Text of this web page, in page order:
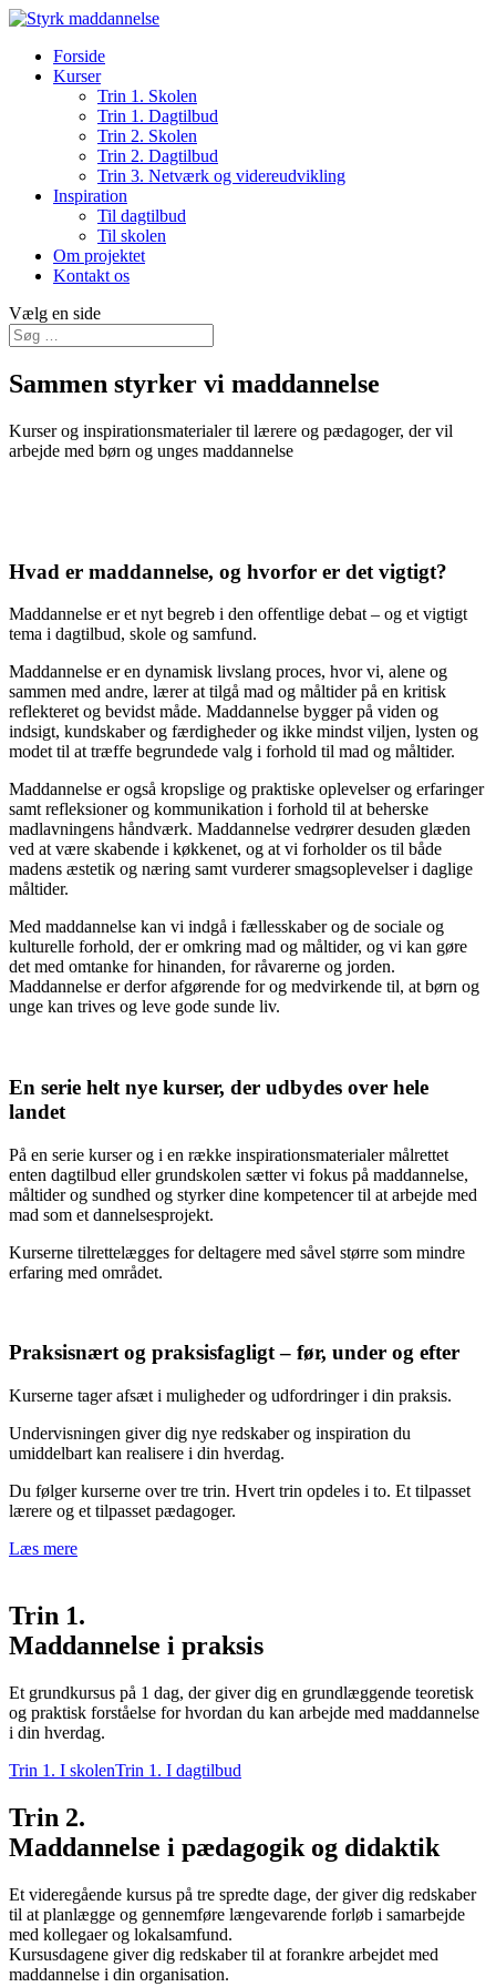
Forside
Kurser
Trin 1. Skolen
Trin 1. Dagtilbud
Trin 2. Skolen
Trin 2. Dagtilbud
Trin 3. Netværk og videreudvikling
Inspiration
Til dagtilbud
Til skolen
Om projektet
Kontakt os
Vælg en side
Sammen styrker vi maddannelse
Kurser og inspirationsmaterialer til lærere og pædagoger, der vil
arbejde med børn og unges maddannelse
Hvad er maddannelse, og hvorfor er det vigtigt?
Maddannelse er et nyt begreb i den offentlige debat – og et vigtigt
tema i dagtilbud, skole og samfund.
Maddannelse er en dynamisk livslang proces, hvor vi, alene og
sammen med andre, lærer at tilgå mad og måltider på en kritisk
reflekteret og bevidst måde. Maddannelse bygger på viden og
indsigt, kundskaber og færdigheder og ikke mindst viljen, lysten og
modet til at træffe begrundede valg i forhold til mad og måltider.
Maddannelse er også kropslige og praktiske oplevelser og erfaringer
samt refleksioner og kommunikation i forhold til at beherske
madlavningens håndværk. Maddannelse vedrører desuden glæden
ved at være skabende i køkkenet, og at vi forholder os til både
madens æstetik og næring samt vurderer smagsoplevelser i daglige
måltider.
Med maddannelse kan vi indgå i fællesskaber og de sociale og
kulturelle forhold, der er omkring mad og måltider, og vi kan gøre
det med omtanke for hinanden, for råvarerne og jorden.
Maddannelse er derfor afgørende for og medvirkende til, at børn og
unge kan trives og leve gode sunde liv.
En serie helt nye kurser, der udbydes over hele
landet
På en serie kurser og i en række inspirationsmaterialer målrettet
enten dagtilbud eller grundskolen sætter vi fokus på maddannelse,
måltider og sundhed og styrker dine kompetencer til at arbejde med
mad som et dannelsesprojekt.
Kurserne tilrettelægges for deltagere med såvel større som mindre
erfaring med området.
Praksisnært og praksisfagligt – før, under og efter
Kurserne tager afsæt i muligheder og udfordringer i din praksis.
Undervisningen giver dig nye redskaber og inspiration du
umiddelbart kan realisere i din hverdag.
Du følger kurserne over tre trin. Hvert trin opdeles i to. Et tilpasset
lærere og et tilpasset pædagoger.
Læs mere
Trin 1.
Maddannelse i praksis
Et grundkursus på 1 dag, der giver dig en grundlæggende teoretisk
og praktisk forståelse for hvordan du kan arbejde med maddannelse
i din hverdag.
Trin 1. I skolenTrin 1. I dagtilbud
Trin 2.
Maddannelse i pædagogik og didaktik
Et videregående kursus på tre spredte dage, der giver dig redskaber
til at planlægge og gennemføre længevarende forløb i samarbejde
med kollegaer og lokalsamfund.
Kursusdagene giver dig redskaber til at forankre arbejdet med
maddannelse i din organisation.